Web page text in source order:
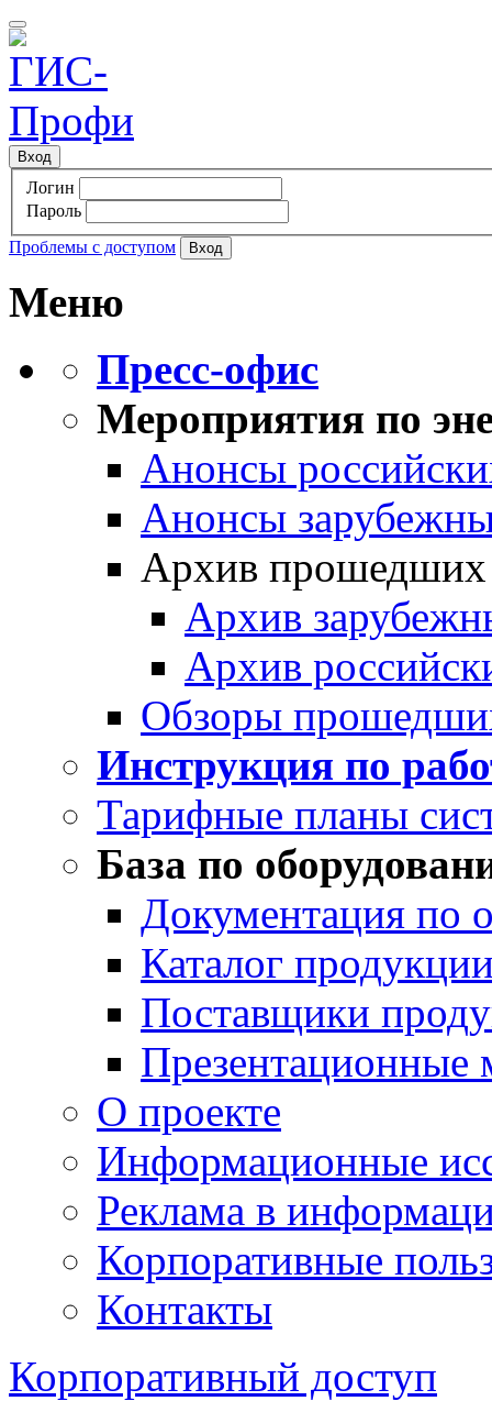
Вход
Логин
Пароль
Проблемы с доступом
Меню
Пресс-офис
Мероприятия по
Анонсы
Анонсы
Архив прошедших
Архив
Архив
Обзоры
Инструкция по
Тарифные планы
База по
Документация по
Каталог
Поставщики
Презентационные
О проекте
Информационные
Реклама в
Корпоративные
Контакты
Корпоративный доступ